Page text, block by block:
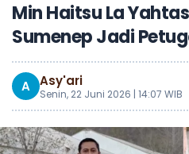
Min Haitsu La
Sumenep Jadi
A Asy'ari
Senin, 22 Juni 2026 | 14:07 WIB